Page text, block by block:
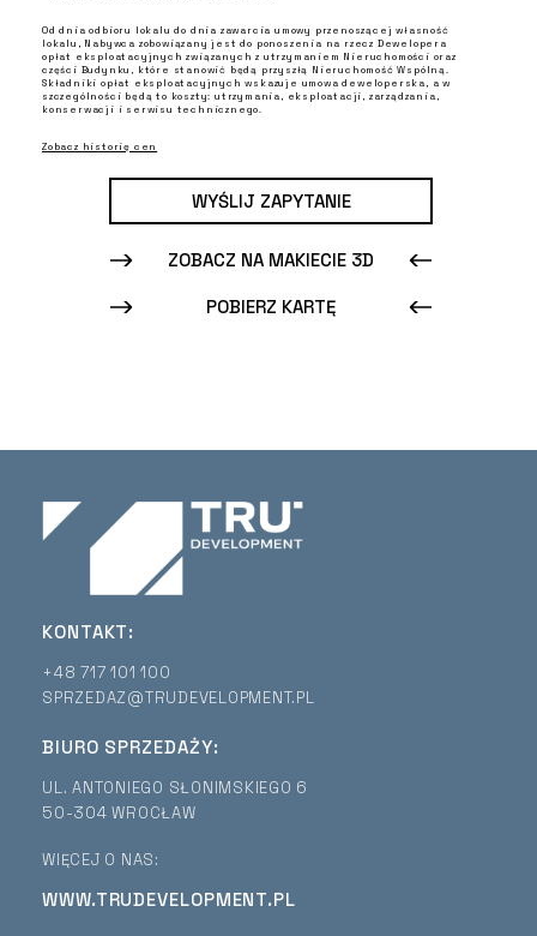
Od dnia odbioru lokalu do dnia zawarcia umowy przenoszącej własność
lokalu, Nabywca zobowiązany jest do ponoszenia na rzecz Dewelopera
opłat eksploatacyjnych związanych z utrzymaniem Nieruchomości oraz
części Budynku, które stanowić będą przyszłą Nieruchomość Wspólną.
Składniki opłat eksploatacyjnych wskazuje umowa deweloperska, a w
szczególności będą to koszty: utrzymania, eksploatacji, zarządzania,
konserwacji i serwisu technicznego.
Zobacz historię cen
WYŚLIJ ZAPYTANIE
ZOBACZ NA MAKIECIE 3D
POBIERZ KARTĘ
KONTAKT:
+48 717 101 100
SPRZEDAZ@TRUDEVELOPMENT.PL
BIURO SPRZEDAŻY:
UL. ANTONIEGO SŁONIMSKIEGO 6
50-304 WROCŁAW
WIĘCEJ O NAS:
WWW.TRUDEVELOPMENT.PL